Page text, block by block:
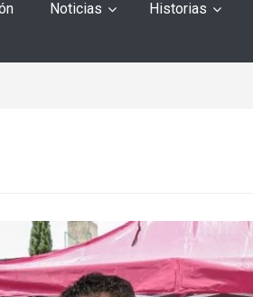
Noticias Historias